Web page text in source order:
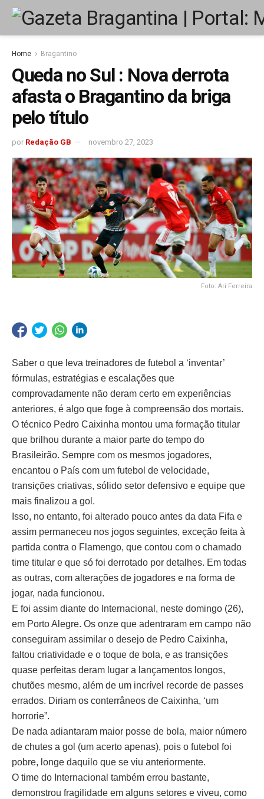
Home Bragantino
Queda no Sul : Nova derrota
afasta o Bragantino da briga
pelo título
por Redação GB novembro 27, 2023
Foto: Ari Ferreira
Saber o que leva treinadores de futebol a ‘inventar’
fórmulas, estratégias e escalações que
comprovadamente não deram certo em experiências
anteriores, é algo que foge à compreensão dos mortais.
O técnico Pedro Caixinha montou uma formação titular
que brilhou durante a maior parte do tempo do
Brasileirão. Sempre com os mesmos jogadores,
encantou o País com um futebol de velocidade,
transições criativas, sólido setor defensivo e equipe que
mais finalizou a gol.
Isso, no entanto, foi alterado pouco antes da data Fifa e
assim permaneceu nos jogos seguintes, exceção feita à
partida contra o Flamengo, que contou com o chamado
time titular e que só foi derrotado por detalhes. Em todas
as outras, com alterações de jogadores e na forma de
jogar, nada funcionou.
E foi assim diante do Internacional, neste domingo (26),
em Porto Alegre. Os onze que adentraram em campo não
conseguiram assimilar o desejo de Pedro Caixinha,
faltou criatividade e o toque de bola, e as transições
quase perfeitas deram lugar a lançamentos longos,
chutões mesmo, além de um incrível recorde de passes
errados. Diriam os conterrâneos de Caixinha, ‘um
horrorie”.
De nada adiantaram maior posse de bola, maior número
de chutes a gol (um acerto apenas), pois o futebol foi
pobre, longe daquilo que se viu anteriormente.
O time do Internacional também errou bastante,
demonstrou fragilidade em alguns setores e viveu, como